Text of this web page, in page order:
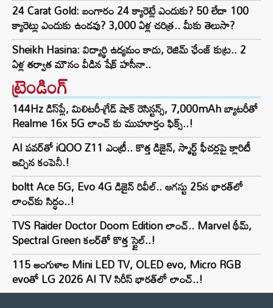
24 Carat Gold: బంగారం 24 క్యారెట్లే ఎందుకు? 50 లేదా 100
క్యారెట్లు ఎందుకు ఉండవు? 3,000 ఏళ్ల చరిత్ర.. మీకు తెలుసా?
Sheikh Hasina: విద్యార్థి ఉద్యమం కాదు, రెజిమ్ ఛేంజ్ కుట్ర.. 2
ఏళ్ల తర్వాత మౌనం వీడిన షేక్ హసీనా..
ట్రెండింగ్‌
144Hz డిస్‌ప్లే, మిలిటరీ-గ్రేడ్ షాక్ రెసిస్టన్స్, 7,000mAh బ్యాటరీతో
Realme 16x 5G లాంచ్ కు ముహూర్తం ఫిక్స్..!
AI పవర్‌తో iQOO Z11 ఎంట్రీ.. కొత్త డిజైన్, స్మార్ట్ ఫీచర్లపై క్లారిటీ
ఇచ్చిన కంపెనీ.!
boltt Ace 5G, Evo 4G డిజైన్ రివీల్.. ఆగస్టు 25న భారత్‌లో
లాంచ్‌కు సిద్ధం..!
TVS Raider Doctor Doom Edition లాంచ్.. Marvel థీమ్,
Spectral Green కలర్‌తో కొత్త స్టైల్..!
115 అంగుళాల Mini LED TV, OLED evo, Micro RGB
evoతో LG 2026 AI TV సిరీస్ భారత్‌లో లాంచ్..!